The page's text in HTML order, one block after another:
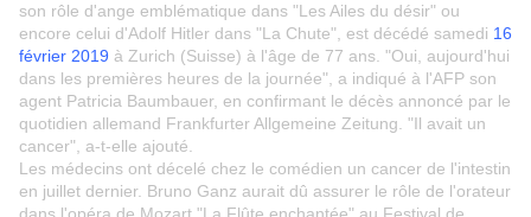
son rôle d'ange emblématique dans "Les Ailes du désir" ou
encore celui d'Adolf Hitler dans "La Chute", est décédé samedi 16
février 2019 à Zurich (Suisse) à l'âge de 77 ans. "Oui, aujourd'hui
dans les premières heures de la journée", a indiqué à l'AFP son
agent Patricia Baumbauer, en confirmant le décès annoncé par le
quotidien allemand Frankfurter Allgemeine Zeitung. "Il avait un
cancer", a-t-elle ajouté.
Les médecins ont décelé chez le comédien un cancer de l'intestin
en juillet dernier. Bruno Ganz aurait dû assurer le rôle de l'orateur